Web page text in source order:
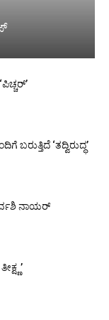
|
ಪಡೆ
‘ತದ್ವಿರುದ್ಧ’
ನಾಯರ್